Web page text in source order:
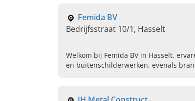
Femida BV
Bedrijfsstraat 10/1, Hasselt
Welkom bij Femida BV in Hasselt,
en buitenschilderwerken, evenals